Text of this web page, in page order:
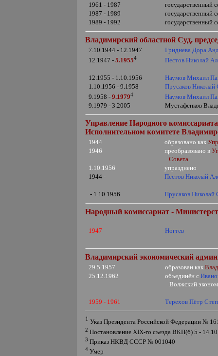
1961 - 1987
государственный
1987 - 1989
государственный
1989 - 1992
государственный
Владимирский областной Суд,
7.10.1944 - 12.1947
Гриднева Дора
12.1947 -5.19554 Пестов Николай
12.1955 - 1.10.1956
Наумов Михаил
1.10.1956 - 9.1958
Прусаков Николай
9.1958 -9.19794
Наумов Михаил
9.1979 - 3.2005
Мустафенков
Управление Народного
Исполнительном комитете
1944 образовано как
1946
преобразовано в
Совета
1.10.1956
упразднено
1944 -
Пестов Николай
- 1.10.1956 Прусаков Николай
Народный комиссариат -
1947 Ногтев
Владимирский экономический
29.5.1957 образован как
25.12.1962
объединён с
Волжский
1959 - 1961 Терехов Пётр
1 Указ Президента Российской Федерации №
2 Постановление XIX-го съезда ВКП(б) 5 -
3 Приказ НКВД СССР № 001040
4 Умер